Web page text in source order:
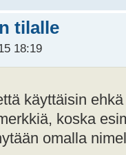
tilalle
18:19
käyttäisin
koska
omalla